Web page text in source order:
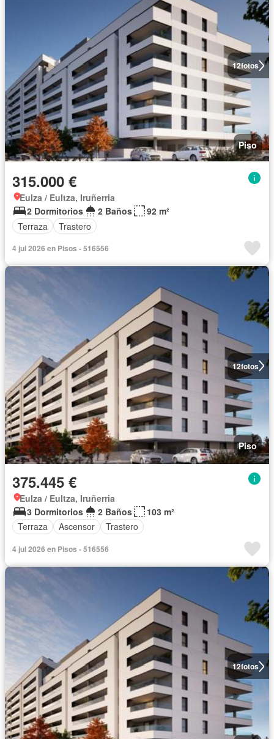
12fotos
Piso
315.000 €
Eulza / Eultza, Iruñerria
2 Dormitorios
2 Baños
92 m²
Terraza
Trastero
4 jul 2026 en Pisos - 516556
12fotos
Piso
375.445 €
Eulza / Eultza, Iruñerria
3 Dormitorios
2 Baños
103 m²
Terraza
Ascensor Trastero
4 jul 2026 en Pisos - 516556
12fotos